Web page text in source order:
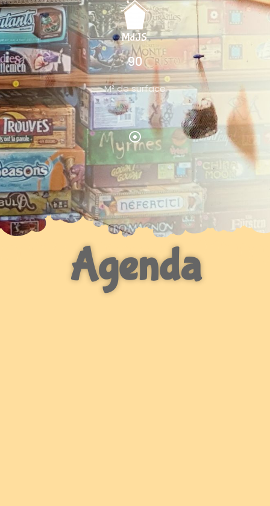
90
M² de surface
Agenda